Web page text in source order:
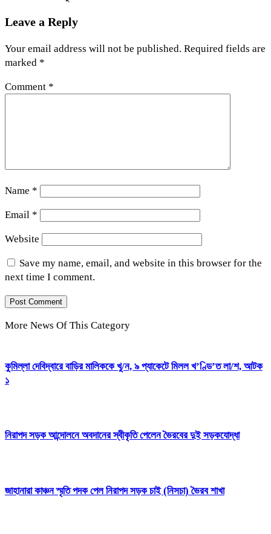
Leave a Reply
Your email address will not be published. Required fields are
marked *
Comment *
Name *
Email *
Website
Save my name, email, and website in this browser for the
next time I comment.
More News Of This Category
কুমিল্লা দেবিদ্বারে বাড়ির মালিককে খু/ন, ৯ প্যাকেটে মিলল খ’ণ্ডি’ত লা/শ, আটক
১
নিরাপদ সড়ক আন্দোলনে অবদানের স্বীকৃতি পেলেন ভৈরবের দুই সড়কযোদ্ধা
জাহানারা কাঞ্চন স্মৃতি পদক পেল নিরাপদ সড়ক চাই (নিসচা) ভৈরব শাখা